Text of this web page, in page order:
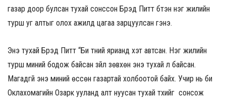
газар доор булсан тухай сонссон Брэд Питт бүтэн нэг жилийн
турш уг алтыг олох ажилд цагаа зарцуулсан гэнэ.
Энэ тухай Брэд Питт “Би түүний ярианд хэт автсан. Нэг жилийн
турш миний бодож байсан зүйл зөвхөн энэ тухай л байсан.
Магадгүй энэ миний өссөн газартай холбоотой байх. Учир нь би
Оклахомагийн Озарк ууланд алт нуусан тухай түүхийг сонсож